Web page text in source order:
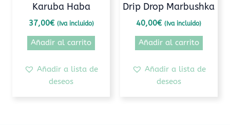
Karuba Haba
37,00€ (Iva incluido)
Añadir al carrito
Añadir a lista de
deseos
Drip Drop Marbushka
40,00€ (Iva incluido)
Añadir al carrito
Añadir a lista de
deseos